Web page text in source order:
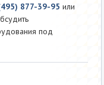
877-39-95 или
под